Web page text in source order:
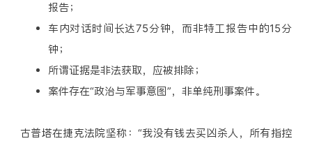
报告；
车内对话时间长达75分钟，而非特工报告中的15分
钟；
所谓证据是非法获取，应被排除；
案件存在“政治与军事意图”，非单纯刑事案件。
古普塔在捷克法院坚称：“我没有钱去买凶杀人，所有指控